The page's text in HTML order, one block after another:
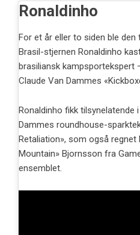
Ronaldinho
For et år eller to siden ble den
Brasil-stjernen Ronaldinho
brasiliansk kampsportekspert
Claude Van Dammes
Ronaldinho fikk tilsynelatende
Dammes roundhouse-
Retaliation», som også
Mountain» Bjornsson fra
ensemblet.